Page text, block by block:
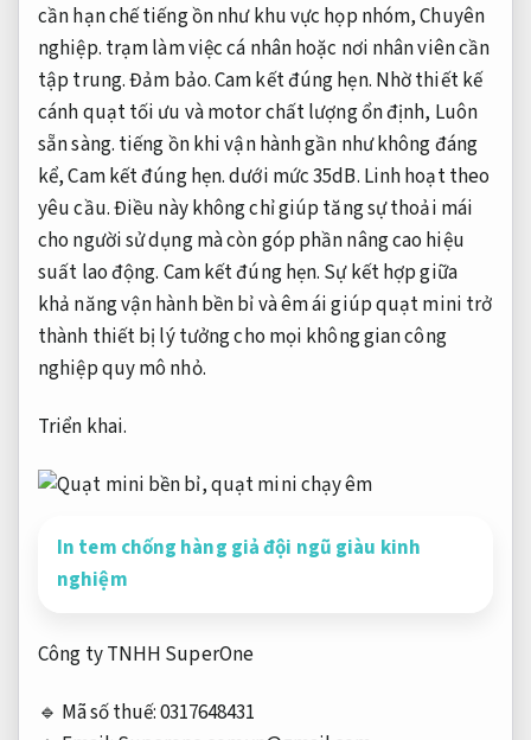
cần hạn chế tiếng ồn như khu vực họp nhóm,Chuyên
nghiệp. trạm làm việc cá nhân hoặc nơi nhân viên cần
tập trung.Đảm bảo.Cam kết đúng hẹn. Nhờ thiết kế
cánh quạt tối ưu và motor chất lượng ổn định, Luôn
sẵn sàng. tiếng ồn khi vận hành gần như không đáng
kể,Cam kết đúng hẹn.dưới mức 35dB. Linh hoạt theo
yêu cầu.Điều này không chỉ giúp tăng sự thoải mái
cho người sử dụng mà còn góp phần nâng cao hiệu
suất lao động. Cam kết đúng hẹn. Sự kết hợp giữa
khả năng vận hành bền bỉ và êm ái giúp quạt mini trở
thành thiết bị lý tưởng cho mọi không gian công
nghiệp quy mô nhỏ.
Triển khai.
In tem chống hàng giả đội ngũ giàu kinh
nghiệm
Công ty TNHH SuperOne
🔹 Mã số thuế: 0317648431